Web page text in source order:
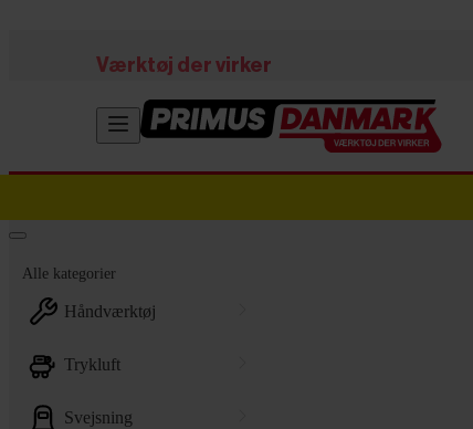
Værktøj der virker
Alle kategorier
håndværktøj
trykluft
svejsning